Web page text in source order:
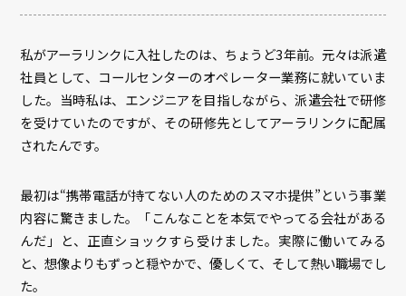
私がアーラリンクに入社したのは、ちょうど3年前。元々は派遣
社員として、コールセンターのオペレーター業務に就いていま
した。当時私は、エンジニアを目指しながら、派遣会社で研修
を受けていたのですが、その研修先としてアーラリンクに配属
されたんです。
最初は“携帯電話が持てない人のためのスマホ提供”という事業
内容に驚きました。「こんなことを本気でやってる会社がある
んだ」と、正直ショックすら受けました。実際に働いてみる
と、想像よりもずっと穏やかで、優しくて、そして熱い職場でし
た。